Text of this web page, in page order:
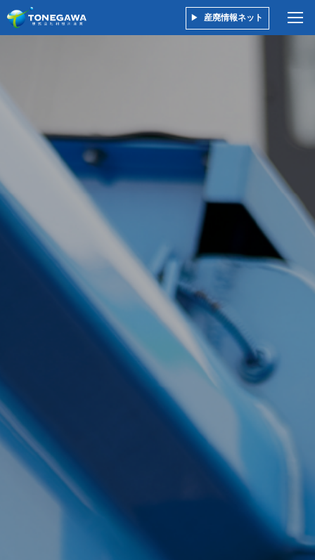
産廃情報ネット